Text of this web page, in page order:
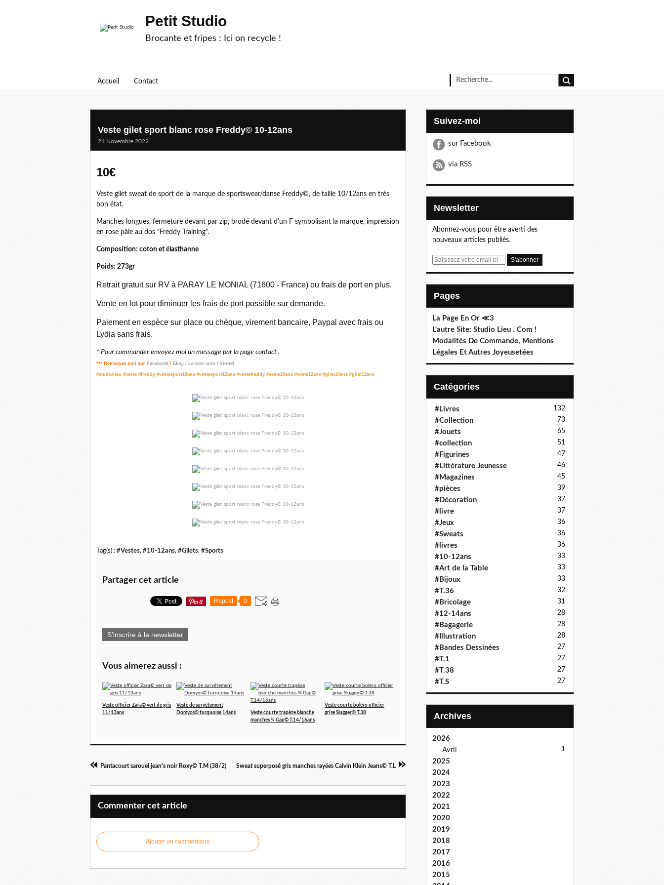
Petit Studio
Brocante et fripes : Ici on recycle !
Accueil Contact
Veste gilet sport blanc rose Freddy© 10-12ans
21 Novembre 2022
10€
Veste gilet sweat de sport de la marque de sportswear/danse Freddy©, de taille 10/12ans en très
bon état.
Manches longues, fermeture devant par zip, brodé devant d'un F symbolisant la marque, impression
en rose pâle au dos "Freddy Training".
Composition: coton et élasthanne
Poids: 273gr
Retrait gratuit sur RV à PARAY LE MONIAL (71600 - France) ou frais de port en plus.
Vente en lot pour diminuer les frais de port possible sur demande.
Paiement en espèce sur place ou chèque, virement bancaire, Paypal avec frais ou
Lydia sans frais.
* Pour commander envoyez moi un message par la page contact .
*** Retrouvez moi sur Facebook / Ebay / Le bon coin / Vinted
#studiolieu #veste #freddy #vestesport10ans #vestesport12ans #vestefreddy #veste10ans #veste12ans #gilet10ans #gilet12ans
Tag(s) : #Vestes, #10-12ans, #Gilets, #Sports
Partager cet article
Repost 0
S'inscrire à la newsletter
Vous aimerez aussi :
Veste officier Zara© vert de gris
11/13ans
Veste de survêtement
Domyos© turquoise 14ans
Veste courte trapèze blanche
manches ¾ Gap© T.14/16ans
Veste courte boléro officier
grise Slugger© T.38
Pantacourt sarouel jean's noir Roxy© T.M (38/2) Sweat superposé gris manches rayées Calvin Klein Jeans© T.L
Commenter cet article
Ajouter un commentaire
Suivez-moi
sur Facebook
via RSS
Newsletter
Abonnez-vous pour être averti des
nouveaux articles publiés.
E
Pages
La Page En Or ≪3
L'autre Site: Studio Lieu . Com !
Modalités De Commande, Mentions
Légales Et Autres Joyeusetées
Catégories
#Livres 132
#Collection 73
#Jouets 65
#collection 51
#Figurines 47
#Littérature Jeunesse 46
#Magazines 45
#pièces 39
#Décoration 37
#livre 37
#Jeux 36
#Sweats 36
#livres 36
#10-12ans 33
#Art de la Table 33
#Bijoux 33
#T.36 32
#Bricolage 31
#12-14ans 28
#Bagagerie 28
#Illustration 28
#Bandes Dessinées 27
#T.1 27
#T.38 27
#T.S 27
Archives
2026
Avril
1
2025
2024
2023
2022
2021
2020
2019
2018
2017
2016
2015